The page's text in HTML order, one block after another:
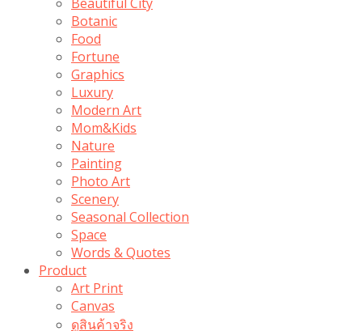
Botanic
Food
Fortune
Graphics
Luxury
Modern Art
Mom&Kids
Nature
Painting
Photo Art
Scenery
Seasonal Collection
Space
Words & Quotes
Product
Art Print
Canvas
ดูสินค้าจริง